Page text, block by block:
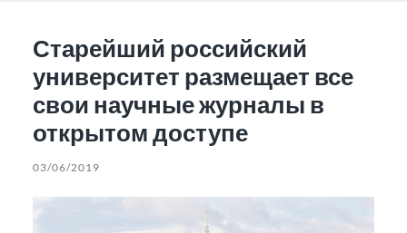
Старейший российский
университет размещает все
свои научные журналы в
открытом доступе
03/06/2019